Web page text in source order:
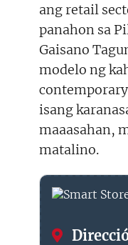
ang retail
panahon sa
Gaisano
modelo ng
isang
maaasahan,
matalino.